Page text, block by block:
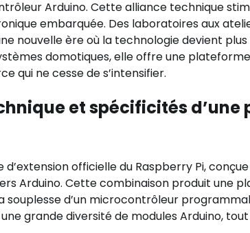
Arduino. Cette alliance technique
embarquée. Des laboratoires aux
nouvelle ère où la technologie devient
domotiques, elle offre une
qui ne cesse de s’intensifier.
et spécificités
officielle du Raspberry Pi,
Arduino. Cette combinaison produit une
souplesse d’un microcontrôleur
grande diversité de modules Arduino,